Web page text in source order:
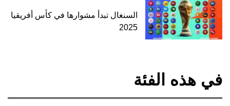
السنغال تبدأ مشوارها في كأس أفريقيا
2025
في هذه الفئة